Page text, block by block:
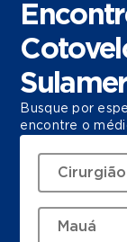
Busque por
encontre o